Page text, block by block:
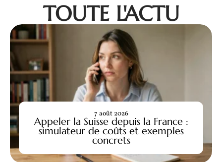
TOUTE L'ACTU
Appeler la Suisse depuis la France :
simulateur de coûts et exemples
concrets
7 août 2026